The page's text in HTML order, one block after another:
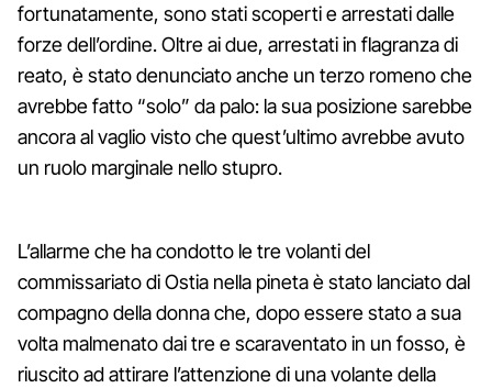
fortunatamente, sono stati scoperti e arrestati dalle
forze dell’ordine. Oltre ai due, arrestati in flagranza di
reato, è stato denunciato anche un terzo romeno che
avrebbe fatto “solo” da palo: la sua posizione sarebbe
ancora al vaglio visto che quest’ultimo avrebbe avuto
un ruolo marginale nello stupro.
L’allarme che ha condotto le tre volanti del
commissariato di Ostia nella pineta è stato lanciato dal
compagno della donna che, dopo essere stato a sua
volta malmenato dai tre e scaraventato in un fosso, è
riuscito ad attirare l’attenzione di una volante della